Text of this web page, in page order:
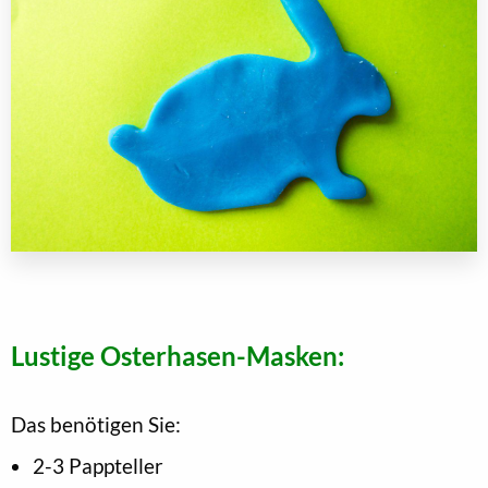
Lustige Osterhasen-Masken:
Das benötigen Sie:
2-3 Pappteller